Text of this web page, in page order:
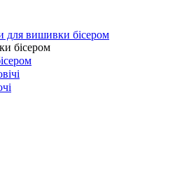
для вишивки бісером
бісером